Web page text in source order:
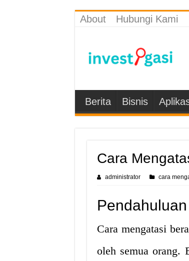
About Hubungi Kami
Berita Bisnis
Cara
administrator cara
Pendahuluan
Cara mengatasi
oleh semua orang.